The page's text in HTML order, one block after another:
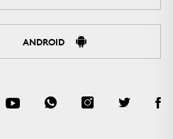
ANDROID